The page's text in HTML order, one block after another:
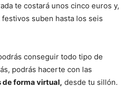
te costará unos cinco euros y,
suben hasta los seis
conseguir todo tipo de
podrás hacerte con las
forma virtual, desde tu sillón.